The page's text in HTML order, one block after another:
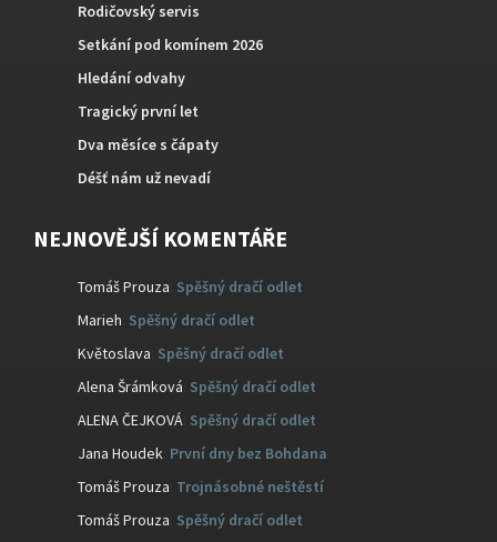
Rodičovský servis
Setkání pod komínem 2026
Hledání odvahy
Tragický první let
Dva měsíce s čápaty
Déšť nám už nevadí
NEJNOVĚJŠÍ KOMENTÁŘE
Tomáš Prouza Spěšný dračí odlet
Marieh Spěšný dračí odlet
Květoslava Spěšný dračí odlet
Alena Šrámková Spěšný dračí odlet
ALENA ČEJKOVÁ Spěšný dračí odlet
Jana Houdek První dny bez Bohdana
Tomáš Prouza Trojnásobné neštěstí
Tomáš Prouza Spěšný dračí odlet